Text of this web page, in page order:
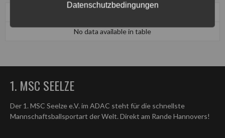
Auswärts
No data available in table
1. MSC SEELZE
Der 1. MSC Seelze e.V. im ADAC steht für die schnellste
Mannschaftsballsportart der Welt. Direkt am Rande Hannovers!
Datenschutzbedingungen